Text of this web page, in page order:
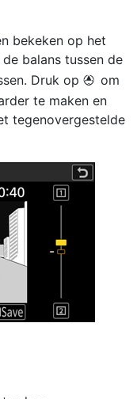
bekeken op het
balans tussen de
Druk op 1 om
te maken en
tegenovergestelde